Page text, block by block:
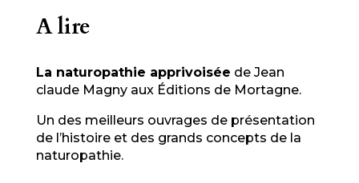
A lire
La naturopathie apprivoisée de Jean
claude Magny aux Éditions de Mortagne.
Un des meilleurs ouvrages de présentation
de l’histoire et des grands concepts de la
naturopathie.